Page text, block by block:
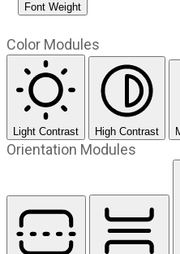
Font Weight
Color Modules
Light Contrast High Contrast
Orientation Modules